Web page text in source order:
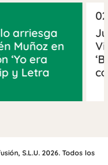
arriesga
Muñoz en
‘Yo era
y Letra
02
S.L.U. 2026. Todos los